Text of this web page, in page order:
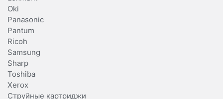
Oki
Panasonic
Pantum
Ricoh
Samsung
Sharp
Toshiba
Xerox
Струйные картриджи